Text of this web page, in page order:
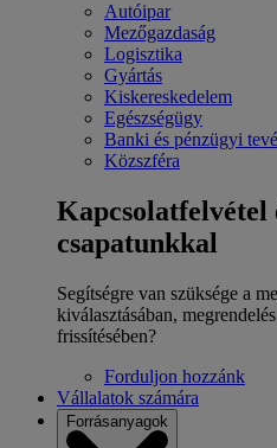
Autóipar
Mezőgazdaság
Logisztika
Gyártás
Kiskereskedelem
Egészségügy
Banki és pénzügyi
Közszféra
Kapcsolatfelvétel
csapatunkkal
Segítségre van szüksége a
kiválasztásában,
frissítésében?
Forduljon hozzánk
Vállalatok számára
Forrásanyagok